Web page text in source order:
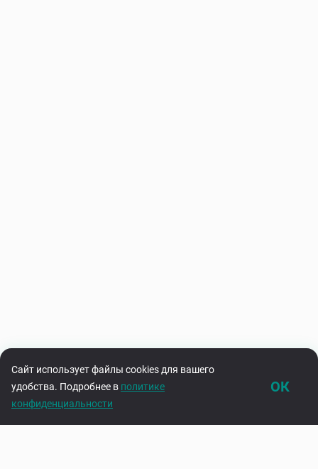
Сайт использует файлы cookies для вашего
удобства. Подробнее в политике
конфиденциальности
ОК